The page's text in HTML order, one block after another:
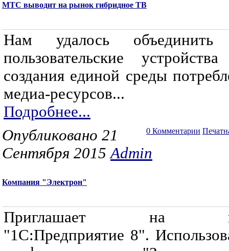
МТС выводит на рынок гибридное ТВ
Нам удалось объединить
пользовательские
создания единой среды
медиа-ресурсов...
Подробнее...
0 Комментарии
Опубликовано 21
Сентября 2015Admin
Компания "Электрон"
Приглашает на
"1С:Предприятие 8".